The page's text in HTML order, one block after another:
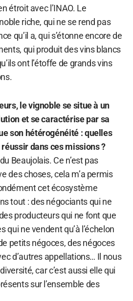
étroit avec l’INAO. Le
riche, qui ne se rend pas
qu’il a, qui s’étonne encore de
qui produit des vins blancs
ont l’étoffe de grands vins
le vignoble se situe à un
et se caractérise par sa
son hétérogénéité : quelles
dans ces missions ?
Beaujolais. Ce n’est pas
des choses, cela m’a permis
cet écosystème
tout : des négociants qui ne
producteurs qui ne font que
qui ne vendent qu’à l’échelon
petits négoces, des négoces
d’autres appellations… Il nous
car c’est aussi elle qui
sur l’ensemble des